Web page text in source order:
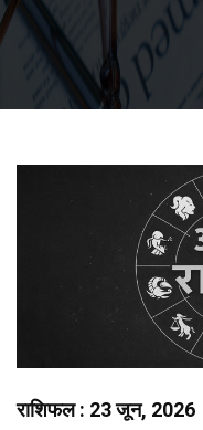
राशिफल : 23 जून, 2026